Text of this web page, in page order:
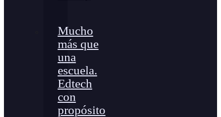
Mucho
más que
una
escuela.
Edtech
con
propósito